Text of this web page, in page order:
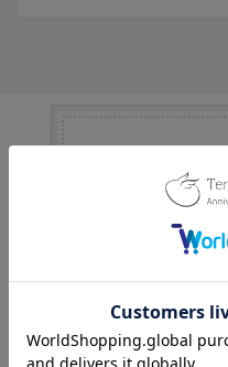
8
・即日発送商品は、営業
・通常商品は、